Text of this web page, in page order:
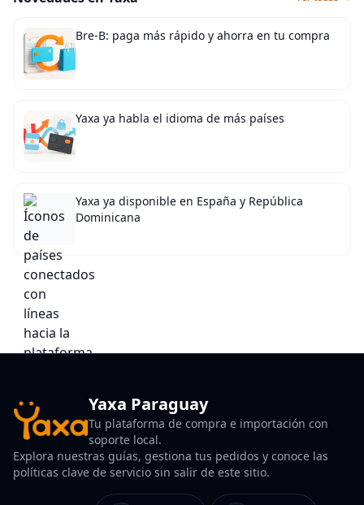
Bre-B: paga más rápido y ahorra en tu compra
Yaxa ya habla el idioma de más países
Yaxa ya disponible en España y República
Dominicana
Yaxa Paraguay
Tu plataforma de compra e importación con
soporte local.
Explora nuestras guías, gestiona tus pedidos y conoce las
políticas clave de servicio sin salir de este sitio.